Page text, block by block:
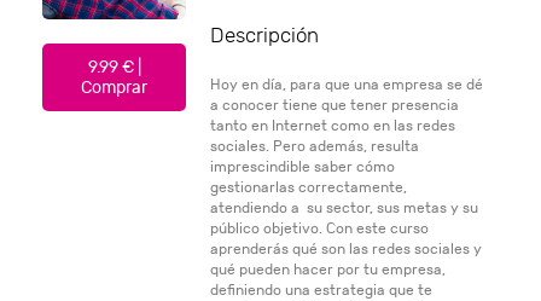
9.99 € |
Comprar
Descripción
Hoy en día, para que una empresa se dé
a conocer tiene que tener presencia
tanto en Internet como en las redes
sociales. Pero además, resulta
imprescindible saber cómo
gestionarlas correctamente,
atendiendo a su sector, sus metas y su
público objetivo. Con este curso
aprenderás qué son las redes sociales y
qué pueden hacer por tu empresa,
definiendo una estrategia que te